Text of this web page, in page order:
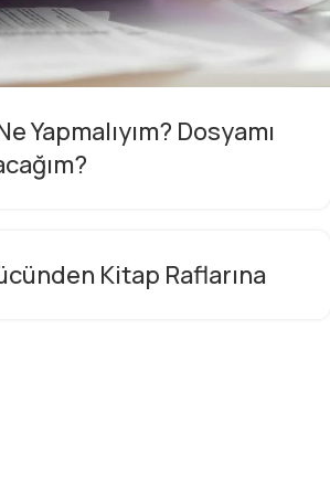
Yapmalıyım? Dosyamı
Kitap Raflarına